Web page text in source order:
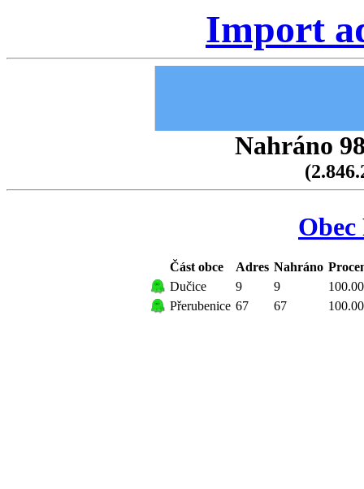
Import
Nahráno
Část obce Adres Nahráno
Dučice
9 9
100.00
Přerubenice 67 67 100.00